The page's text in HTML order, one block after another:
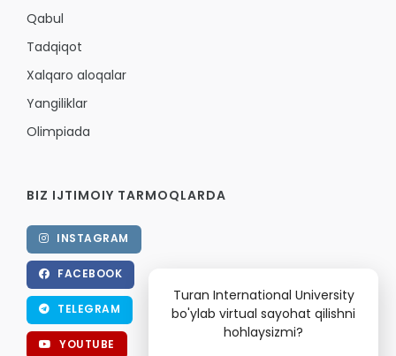
Qabul
Tadqiqot
Xalqaro aloqalar
Yangiliklar
Olimpiada
BIZ IJTIMOIY TARMOQLARDA
INSTAGRAM
FACEBOOK
TELEGRAM
YOUTUBE
Turan International University
bo'ylab virtual sayohat qilishni
hohlaysizmi?